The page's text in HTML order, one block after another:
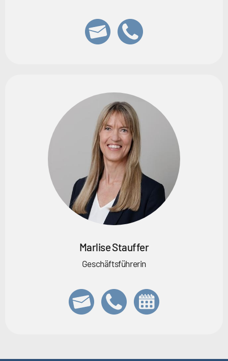
Marlise Stauffer
Geschäftsführerin